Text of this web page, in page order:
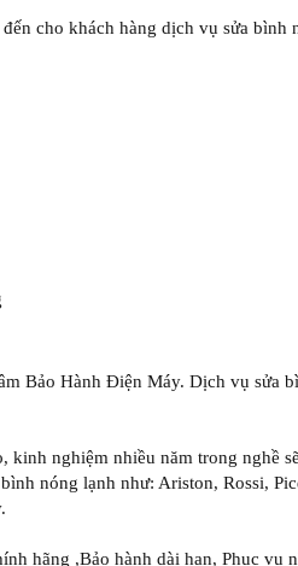
cho khách hàng dịch vụ sửa
Bảo Hành Điện Máy. Dịch vụ sửa
nghiệm nhiều năm trong nghề
nóng lạnh như: Ariston, Rossi,
hãng ,Bảo hành dài hạn, Phục vụ